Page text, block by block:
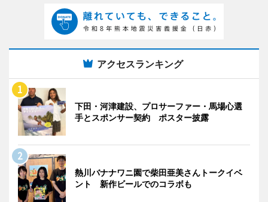
アクセスランキング
下田・河津建設、プロサーファー・馬場心選
手とスポンサー契約 ポスター披露
熱川バナナワニ園で柴田亜美さんトークイベ
ント 新作ビールでのコラボも